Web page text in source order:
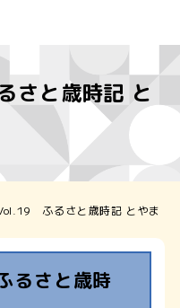
と歳時記 と
ふるさと歳時記 とやま
さと歳時